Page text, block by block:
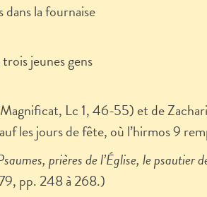
la fournaise
jeunes gens
Lc 1, 46-55) et de
les jours de fête, où l’hirmos 9
prières de l’Église, le psautier
pp. 248 à 268.)